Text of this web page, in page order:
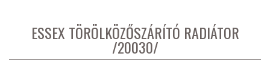
ESSEX TÖRÖLKÖZŐSZÁRÍTÓ RADIÁTOR
/20030/